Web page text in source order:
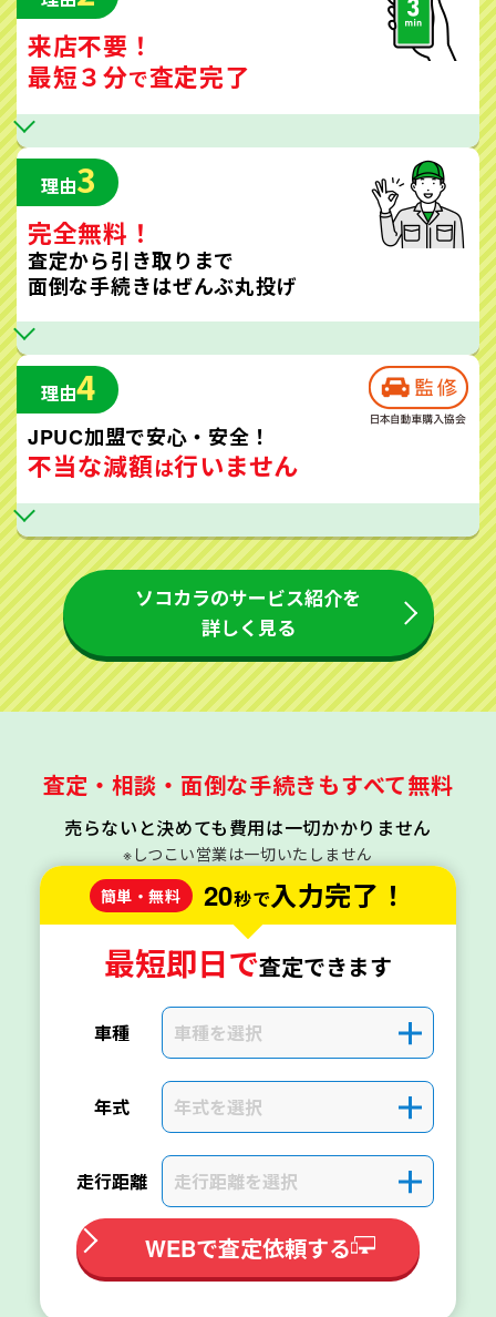
来店不要！
最短３分で査定完了
理由3
完全無料！
査定から引き取りまで
面倒な手続きはぜんぶ丸投げ
理由4
JPUC加盟で安心・安全！
不当な減額は行いません
ソコカラのサービス紹介を
詳しく見る
査定・相談・面倒な手続きもすべて無料
売らないと決めても費用は一切かかりません
※しつこい営業は一切いたしません
簡単・無料
20秒で入力完了！
最短即日で査定できます
車種 車種を選択 ＋
年式 年式を選択 ＋
走行距離 走行距離を選択 ＋
WEBで査定依頼する